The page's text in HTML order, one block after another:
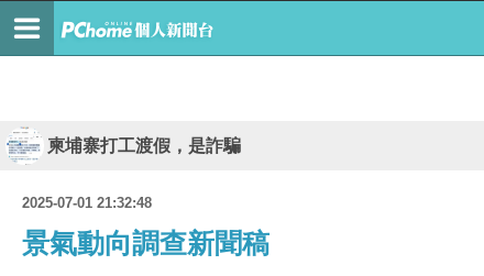
柬埔寨打工渡假，是詐騙
2025-07-01 21:32:48
景氣動向調查新聞稿